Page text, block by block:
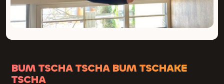
BUM TSCHA TSCHA BUM TSCHAKE
TSCHA